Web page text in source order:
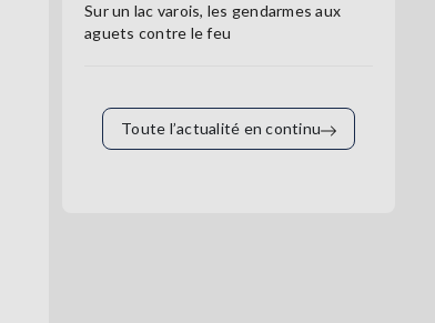
Sur un lac varois, les gendarmes aux
aguets contre le feu
Toute l’actualité en continu